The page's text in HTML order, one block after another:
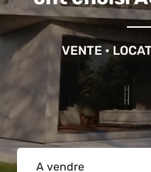
VENTE •
A vendre